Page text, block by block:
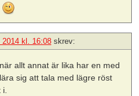
2014 kl. 16:08 skrev:
allt annat är lika har en med
sig att tala med lägre röst